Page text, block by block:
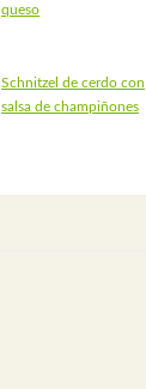
queso
Schnitzel de cerdo con
salsa de champiñones